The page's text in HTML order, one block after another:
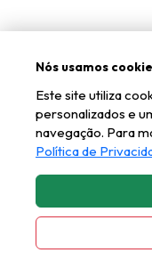
Contáctenos
Hable
Kappesberg ©
Nós usamos
Este site utiliza
personalizados e
navegação. Para
Política de